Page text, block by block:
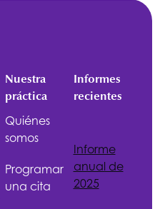
Nuestra
práctica
Quiénes
somos
Programar
una cita
Informes
recientes
Informe
anual de
2025